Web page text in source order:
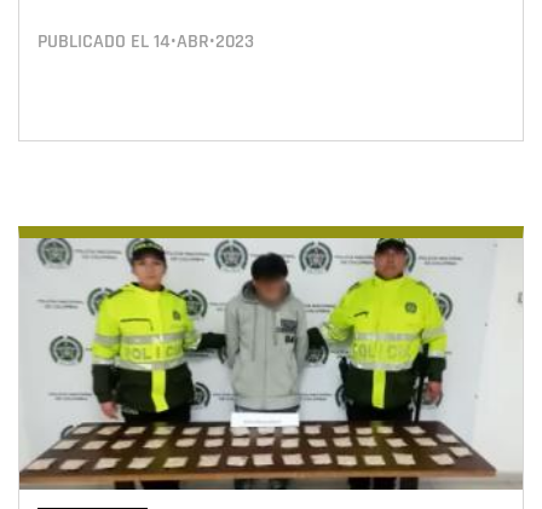
PUBLICADO EL14•ABR•2023